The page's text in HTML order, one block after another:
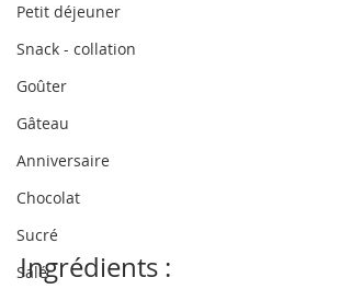
Petit déjeuner
Snack - collation
Goûter
Gâteau
Anniversaire
Chocolat
Sucré
Salé
Ingrédients :